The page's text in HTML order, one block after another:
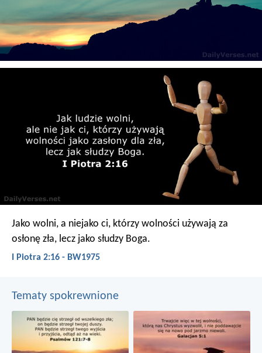
Jako wolni, a niejako ci, którzy wolności używają za
osłonę zła, lecz jako słudzy Boga.
I Piotra 2:16 - BW1975
Tematy spokrewnione